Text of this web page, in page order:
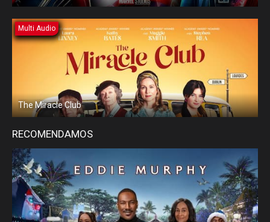
Multi Audio
The Miracle Club
RECOMENDAMOS